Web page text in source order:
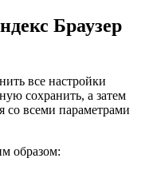
Браузер
все настройки
сохранить, а затем
со всеми параметрами
образом: